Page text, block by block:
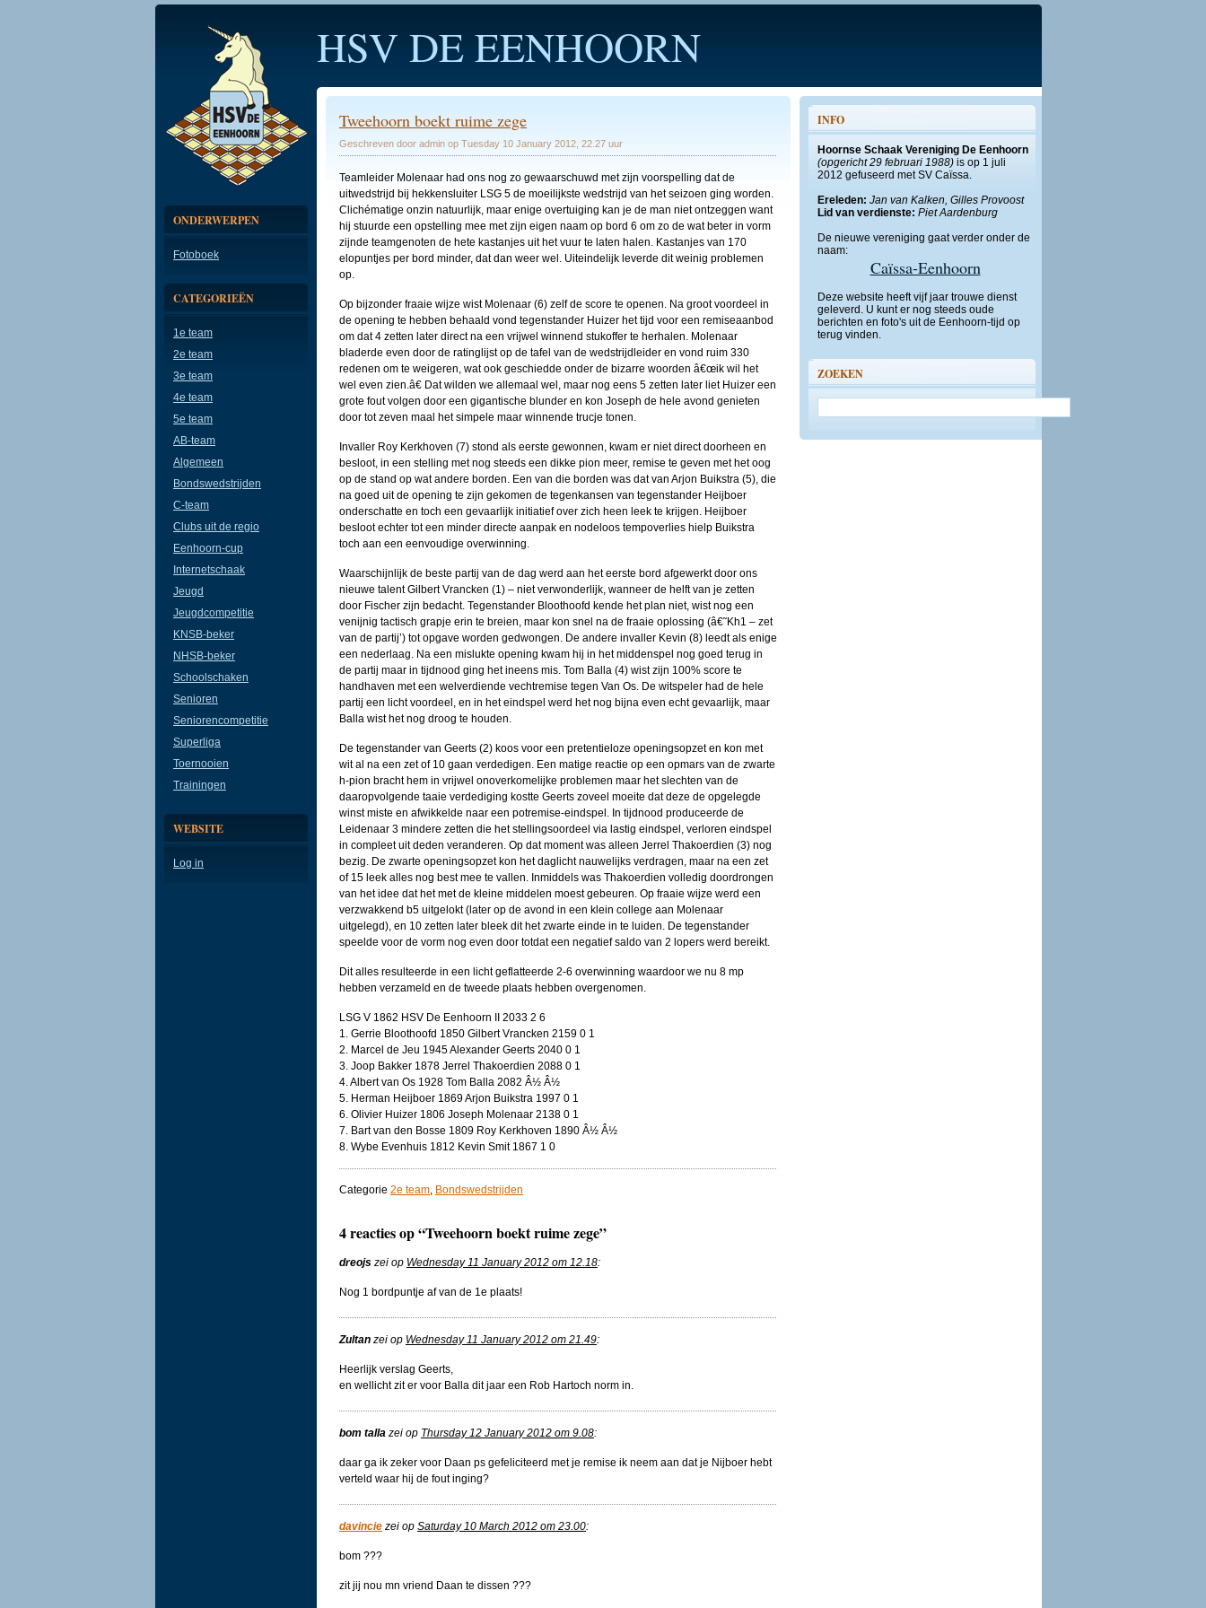
HSV DE EENHOORN
ONDERWERPEN
Fotoboek
CATEGORIEËN
1e team
2e team
3e team
4e team
5e team
AB-team
Algemeen
Bondswedstrijden
C-team
Clubs uit de regio
Eenhoorn-cup
Internetschaak
Jeugd
Jeugdcompetitie
KNSB-beker
NHSB-beker
Schoolschaken
Senioren
Seniorencompetitie
Superliga
Toernooien
Trainingen
WEBSITE
Log in
Tweehoorn boekt ruime zege
Geschreven door admin op Tuesday 10 January 2012, 22.27 uur
Teamleider Molenaar had ons nog zo gewaarschuwd met zijn voorspelling dat de
uitwedstrijd bij hekkensluiter LSG 5 de moeilijkste wedstrijd van het seizoen ging worden.
Clichématige onzin natuurlijk, maar enige overtuiging kan je de man niet ontzeggen want
hij stuurde een opstelling mee met zijn eigen naam op bord 6 om zo de wat beter in vorm
zijnde teamgenoten de hete kastanjes uit het vuur te laten halen. Kastanjes van 170
elopuntjes per bord minder, dat dan weer wel. Uiteindelijk leverde dit weinig problemen
op.
Op bijzonder fraaie wijze wist Molenaar (6) zelf de score te openen. Na groot voordeel in
de opening te hebben behaald vond tegenstander Huizer het tijd voor een remiseaanbod
om dat 4 zetten later direct na een vrijwel winnend stukoffer te herhalen. Molenaar
bladerde even door de ratinglijst op de tafel van de wedstrijdleider en vond ruim 330
redenen om te weigeren, wat ook geschiedde onder de bizarre woorden â€œik wil het
wel even zien.â€ Dat wilden we allemaal wel, maar nog eens 5 zetten later liet Huizer een
grote fout volgen door een gigantische blunder en kon Joseph de hele avond genieten
door tot zeven maal het simpele maar winnende trucje tonen.
Invaller Roy Kerkhoven (7) stond als eerste gewonnen, kwam er niet direct doorheen en
besloot, in een stelling met nog steeds een dikke pion meer, remise te geven met het oog
op de stand op wat andere borden. Een van die borden was dat van Arjon Buikstra (5), die
na goed uit de opening te zijn gekomen de tegenkansen van tegenstander Heijboer
onderschatte en toch een gevaarlijk initiatief over zich heen leek te krijgen. Heijboer
besloot echter tot een minder directe aanpak en nodeloos tempoverlies hielp Buikstra
toch aan een eenvoudige overwinning.
Waarschijnlijk de beste partij van de dag werd aan het eerste bord afgewerkt door ons
nieuwe talent Gilbert Vrancken (1) – niet verwonderlijk, wanneer de helft van je zetten
door Fischer zijn bedacht. Tegenstander Bloothoofd kende het plan niet, wist nog een
venijnig tactisch grapje erin te breien, maar kon snel na de fraaie oplossing (â€˜Kh1 – zet
van de partij’) tot opgave worden gedwongen. De andere invaller Kevin (8) leedt als enige
een nederlaag. Na een mislukte opening kwam hij in het middenspel nog goed terug in
de partij maar in tijdnood ging het ineens mis. Tom Balla (4) wist zijn 100% score te
handhaven met een welverdiende vechtremise tegen Van Os. De witspeler had de hele
partij een licht voordeel, en in het eindspel werd het nog bijna even echt gevaarlijk, maar
Balla wist het nog droog te houden.
De tegenstander van Geerts (2) koos voor een pretentieloze openingsopzet en kon met
wit al na een zet of 10 gaan verdedigen. Een matige reactie op een opmars van de zwarte
h-pion bracht hem in vrijwel onoverkomelijke problemen maar het slechten van de
daaropvolgende taaie verdediging kostte Geerts zoveel moeite dat deze de opgelegde
winst miste en afwikkelde naar een potremise-eindspel. In tijdnood produceerde de
Leidenaar 3 mindere zetten die het stellingsoordeel via lastig eindspel, verloren eindspel
in compleet uit deden veranderen. Op dat moment was alleen Jerrel Thakoerdien (3) nog
bezig. De zwarte openingsopzet kon het daglicht nauwelijks verdragen, maar na een zet
of 15 leek alles nog best mee te vallen. Inmiddels was Thakoerdien volledig doordrongen
van het idee dat het met de kleine middelen moest gebeuren. Op fraaie wijze werd een
verzwakkend b5 uitgelokt (later op de avond in een klein college aan Molenaar
uitgelegd), en 10 zetten later bleek dit het zwarte einde in te luiden. De tegenstander
speelde voor de vorm nog even door totdat een negatief saldo van 2 lopers werd bereikt.
Dit alles resulteerde in een licht geflatteerde 2-6 overwinning waardoor we nu 8 mp
hebben verzameld en de tweede plaats hebben overgenomen.
LSG V 1862 HSV De Eenhoorn II 2033 2 6
1. Gerrie Bloothoofd 1850 Gilbert Vrancken 2159 0 1
2. Marcel de Jeu 1945 Alexander Geerts 2040 0 1
3. Joop Bakker 1878 Jerrel Thakoerdien 2088 0 1
4. Albert van Os 1928 Tom Balla 2082 Â½ Â½
5. Herman Heijboer 1869 Arjon Buikstra 1997 0 1
6. Olivier Huizer 1806 Joseph Molenaar 2138 0 1
7. Bart van den Bosse 1809 Roy Kerkhoven 1890 Â½ Â½
8. Wybe Evenhuis 1812 Kevin Smit 1867 1 0
Categorie 2e team, Bondswedstrijden
4 reacties op “Tweehoorn boekt ruime zege”
dreojs zei op Wednesday 11 January 2012 om 12.18:
Nog 1 bordpuntje af van de 1e plaats!
Zultan zei op Wednesday 11 January 2012 om 21.49:
Heerlijk verslag Geerts,
en wellicht zit er voor Balla dit jaar een Rob Hartoch norm in.
bom talla zei op Thursday 12 January 2012 om 9.08:
daar ga ik zeker voor Daan ps gefeliciteerd met je remise ik neem aan dat je Nijboer hebt
verteld waar hij de fout inging?
davincie zei op Saturday 10 March 2012 om 23.00:
bom ???
zit jij nou mn vriend Daan te dissen ???
INFO
Hoornse Schaak Vereniging De Eenhoorn
(opgericht 29 februari 1988) is op 1 juli
2012 gefuseerd met SV Caïssa.
Ereleden: Jan van Kalken, Gilles Provoost
Lid van verdienste: Piet Aardenburg
De nieuwe vereniging gaat verder onder de
naam:
Caïssa-Eenhoorn
Deze website heeft vijf jaar trouwe dienst
geleverd. U kunt er nog steeds oude
berichten en foto's uit de Eenhoorn-tijd op
terug vinden.
ZOEKEN